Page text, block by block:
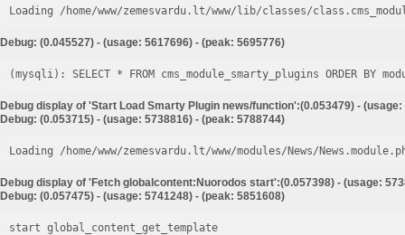
Loading /home/www/zemesvardu.lt/www/lib/classes/
Debug: (0.045527) - (usage: 5617696) - (peak: 5695776)
Debug display of 'Start Load Smarty Plugin news/function':(0.053479) -
Debug: (0.053715) - (usage: 5738816) - (peak: 5788744)
Loading /home/www/zemesvardu.lt/www/modules/News/
Debug display of 'Fetch globalcontent:Nuorodos start':(0.057398) - (usage:
Debug: (0.057475) - (usage: 5741248) - (peak: 5851608)
start global_content_get_template